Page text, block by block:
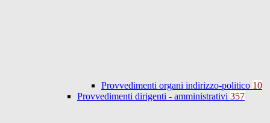
Provvedimenti organi indirizzo-politico 10
Provvedimenti dirigenti - amministrativi 357